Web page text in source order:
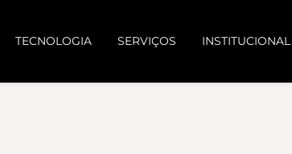
TECNOLOGIA SERVIÇOS INSTITUCIONAL